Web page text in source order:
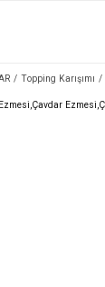
Topping Karışımı